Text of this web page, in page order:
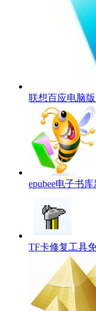
联想百应电脑
epubee电子书
TF卡修复工具